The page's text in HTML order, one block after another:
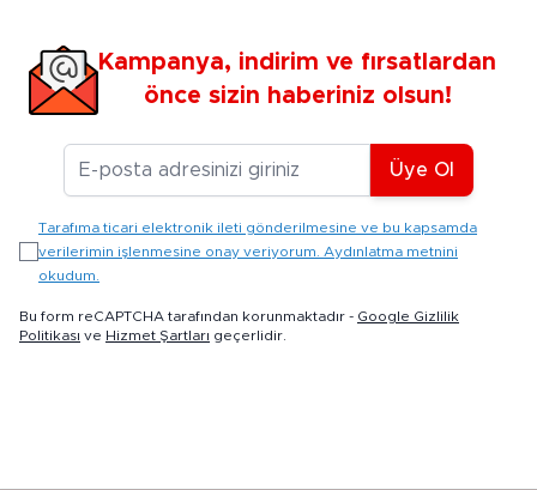
Kampanya, indirim ve fırsatlardan
önce sizin haberiniz olsun!
E-posta Adresiniz
Üye Ol
Tarafıma ticari elektronik ileti gönderilmesine ve bu kapsamda
verilerimin işlenmesine onay veriyorum. Aydınlatma metnini
okudum.
Bu form reCAPTCHA tarafından korunmaktadır - Google Gizlilik
Politikası ve Hizmet Şartları geçerlidir.